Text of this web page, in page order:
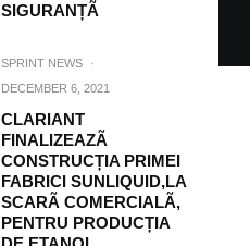
SIGURANȚÃ
SPRINT NEWS
·
DECEMBER 6, 2021
CLARIANT
FINALIZEAZÃ
CONSTRUCȚIA PRIMEI
FABRICI SUNLIQUID,LA
SCARÃ COMERCIALÃ,
PENTRU PRODUCȚIA